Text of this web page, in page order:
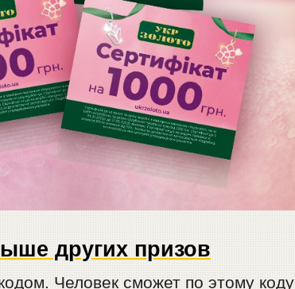
других призов
Человек сможет по этому коду